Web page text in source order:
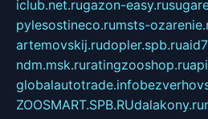
iclub.net.rugazon-easy.ru
pylesostineco.rumsts-
artemovskij.rudopler.spb.ru
ndm.msk.ruratingzooshop.ru
globalautotrade.info
ZOOSMART.SPB.RUdalakony.ru